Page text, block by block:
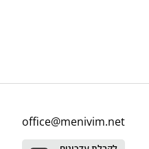
office@menivim.net